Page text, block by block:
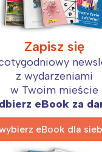
Zapisz się
z wydarzeniami
w Twoim mieście
eBook za
eBook dla
mnie
tego regionu:
Śląsk